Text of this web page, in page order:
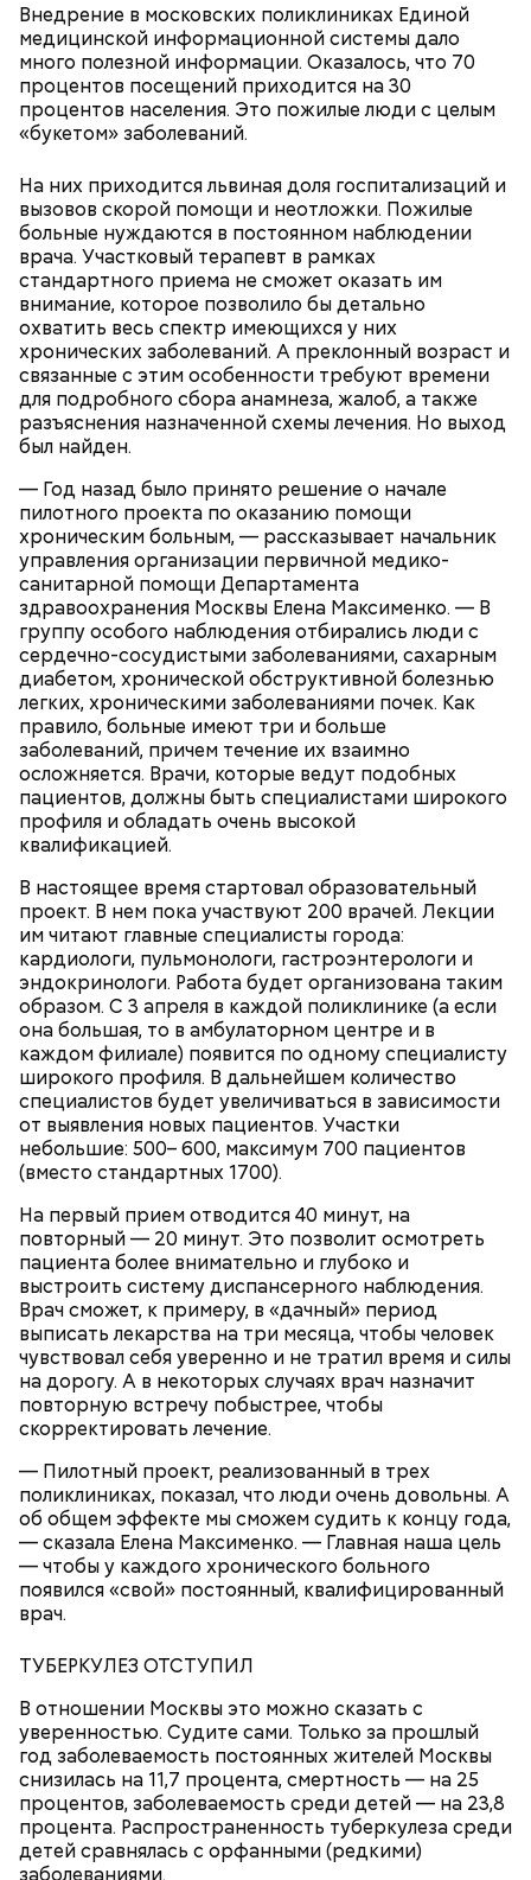
Внедрение в московских поликлиниках Единой
медицинской информационной системы дало
много полезной информации. Оказалось, что 70
процентов посещений приходится на 30
процентов населения. Это пожилые люди с целым
«букетом» заболеваний.
На них приходится львиная доля госпитализаций и
вызовов скорой помощи и неотложки. Пожилые
больные нуждаются в постоянном наблюдении
врача. Участковый терапевт в рамках
стандартного приема не сможет оказать им
внимание, которое позволило бы детально
охватить весь спектр имеющихся у них
хронических заболеваний. А преклонный возраст и
связанные с этим особенности требуют времени
для подробного сбора анамнеза, жалоб, а также
разъяснения назначенной схемы лечения. Но выход
был найден.
— Год назад было принято решение о начале
пилотного проекта по оказанию помощи
хроническим больным, — рассказывает начальник
управления организации первичной медико-
санитарной помощи Департамента
здравоохранения Москвы Елена Максименко. — В
группу особого наблюдения отбирались люди с
сердечно-сосудистыми заболеваниями, сахарным
диабетом, хронической обструктивной болезнью
легких, хроническими заболеваниями почек. Как
правило, больные имеют три и больше
заболеваний, причем течение их взаимно
осложняется. Врачи, которые ведут подобных
пациентов, должны быть специалистами широкого
профиля и обладать очень высокой
квалификацией.
В настоящее время стартовал образовательный
проект. В нем пока участвуют 200 врачей. Лекции
им читают главные специалисты города:
кардиологи, пульмонологи, гастроэнтерологи и
эндокринологи. Работа будет организована таким
образом. С 3 апреля в каждой поликлинике (а если
она большая, то в амбулаторном центре и в
каждом филиале) появится по одному специалисту
широкого профиля. В дальнейшем количество
специалистов будет увеличиваться в зависимости
от выявления новых пациентов. Участки
небольшие: 500– 600, максимум 700 пациентов
(вместо стандартных 1700).
На первый прием отводится 40 минут, на
повторный — 20 минут. Это позволит осмотреть
пациента более внимательно и глубоко и
выстроить систему диспансерного наблюдения.
Врач сможет, к примеру, в «дачный» период
выписать лекарства на три месяца, чтобы человек
чувствовал себя уверенно и не тратил время и силы
на дорогу. А в некоторых случаях врач назначит
повторную встречу побыстрее, чтобы
скорректировать лечение.
— Пилотный проект, реализованный в трех
поликлиниках, показал, что люди очень довольны. А
об общем эффекте мы сможем судить к концу года,
— сказала Елена Максименко. — Главная наша цель
— чтобы у каждого хронического больного
появился «свой» постоянный, квалифицированный
врач.
ТУБЕРКУЛЕЗ ОТСТУПИЛ
В отношении Москвы это можно сказать с
уверенностью. Судите сами. Только за прошлый
год заболеваемость постоянных жителей Москвы
снизилась на 11,7 процента, смертность — на 25
процентов, заболеваемость среди детей — на 23,8
процента. Распространенность туберкулеза среди
детей сравнялась с орфанными (редкими)
заболеваниями.
Жители остались довольны такой оперативной
— Хорошо, что районные власти быстро решили
которая тоже пришла на площадку с питомцем. —
Спасибо им.
СПРАВКА
В Центральном административном округе
установлено 68 площадок для выгула собак. И
только две из них — в районе Арбат. Первая — на
Новинском бульваре, вторая — в Калошином
переулке. Площадки для выгула должны быть
расположены не менее чем в пяти метрах от дома.